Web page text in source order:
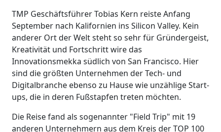
TMP Geschäftsführer Tobias Kern reiste Anfang
September nach Kalifornien ins Silicon Valley. Kein
anderer Ort der Welt steht so sehr für Gründergeist,
Kreativität und Fortschritt wire das
Innovationsmekka südlich von San Francisco. Hier
sind die größten Unternehmen der Tech- und
Digitalbranche ebenso zu Hause wie unzählige Start-
ups, die in deren Fußstapfen treten möchten.
Die Reise fand als sogenannter "Field Trip" mit 19
anderen Unternehmern aus dem Kreis der TOP 100